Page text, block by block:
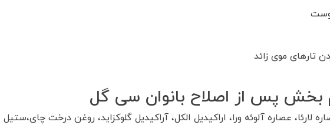
تارهای موی زائد
بخش پس از اصلاح بانوان سی گل
لارئا، عصاره آلوئه ورا، اراکیدیل الکل، آراکیدیل گلوکزاید، روغن درخت چای،ستیل